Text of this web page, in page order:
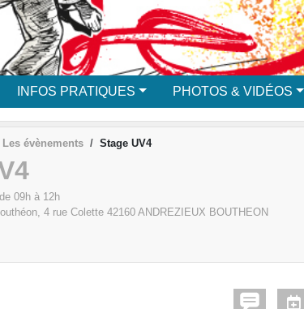
INFOS PRATIQUES PHOTOS & VIDÉOS
Les évènements Stage UV4
de 09h à 12h
4 rue Colette 42160 ANDREZIEUX BOUTHEON